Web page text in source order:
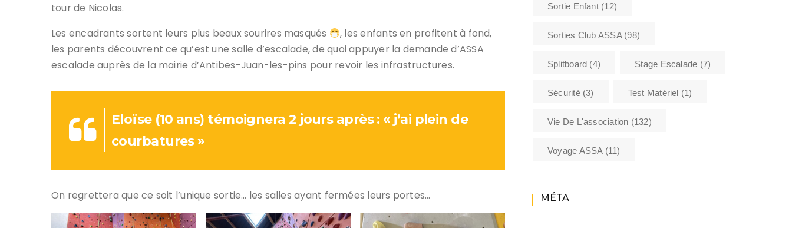
tour de Nicolas.
Les encadrants sortent leurs plus beaux sourires masqués
, les enfants en profitent à fond,
les parents découvrent ce qu’est une salle d’escalade, de quoi appuyer la demande d’ASSA
escalade auprès de la mairie d’Antibes-Juan-les-pins pour revoir les infrastructures.
Eloïse (10 ans) témoignera 2 jours après : « j’ai plein de
courbatures »
On regrettera que ce soit l’unique sortie… les salles ayant fermées leurs portes…
Sortie Enfant(12)
Sorties Club ASSA(98)
Splitboard (4) Stage Escalade (7)
Sécurité(3) Test Matériel (1)
Vie De L'association (132)
Voyage ASSA(11)
MÉTA